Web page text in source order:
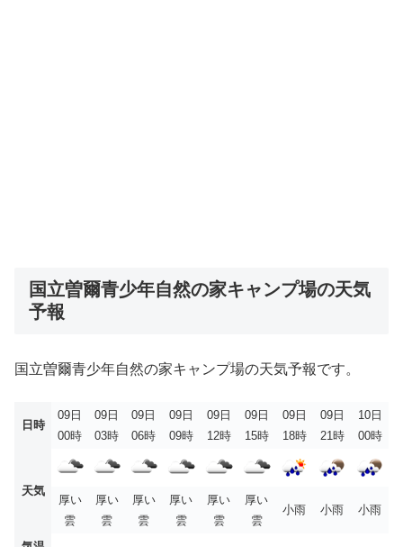
国立曽爾青少年自然の家キャンプ場の天気
予報
国立曽爾青少年自然の家キャンプ場の天気予報です。
日時
09日
00時
09日
03時
09日
06時
09日
09時
09日
12時
09日
15時
09日
18時
09日
21時
10日
00時
天気
厚い
雲
厚い
雲
厚い
雲
厚い
雲
厚い
雲
厚い
雲
小雨 小雨 小雨